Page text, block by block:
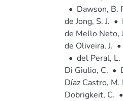
• Dawson, B.
de Jong, S. J. •
de Mello Neto,
de Oliveira, J. •
• del Peral, L.
Di Giulio, C. •
Díaz Castro, M.
Dobrigkeit, C. •